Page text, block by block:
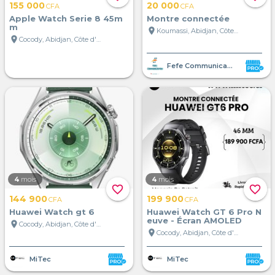
155 000CFA
Apple Watch Serie 8 45m
m
location_on
Cocody, Abidjan, Côte d'Ivoire
20 000CFA
Montre connectée
location_on
Koumassi, Abidjan, Côte d'Ivoire
Fefe Communication
favorite_border
4 mois
144 900CFA
Huawei Watch gt 6
location_on
Cocody, Abidjan, Côte d'Ivoire
MiTec
favorite_border
4 mois
199 900CFA
Huawei Watch GT 6 Pro N
euve - Écran AMOLED
location_on
Cocody, Abidjan, Côte d'Ivoire
MiTec